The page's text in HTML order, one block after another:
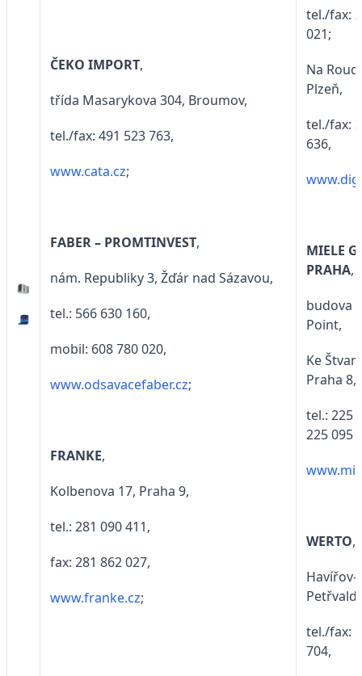
ČEKO IMPORT,
třída Masarykova 304, Broumov,
tel./fax: 491 523 763,
www.cata.cz;
FABER – PROMTINVEST,
nám. Republiky 3, Žďár nad Sázavou,
tel.: 566 630 160,
mobil: 608 780 020,
www.odsavacefaber.cz;
FRANKE,
Kolbenova 17, Praha 9,
tel.: 281 090 411,
fax: 281 862 027,
www.franke.cz;
tel./fax:
021;
Na
Plzeň,
tel./fax:
636,
MIELE
PRAHA,
budova
Point,
Ke
Praha 8,
tel.: 225
225 095
WERTO,
Havířov-
tel./fax:
704,